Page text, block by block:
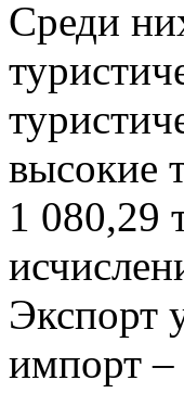
Среди
высокие
1 080,29
Экспорт
импорт –